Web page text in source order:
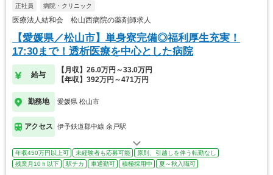
正社員 病院・クリニック
医療法人結和会 松山西病院の薬剤師求人
【愛媛県／松山市】単身寮完備◎福利厚生充実！
17:30まで！透析医療を中心とした病院
給与
【月収】26.0万円～33.0万円
【年収】392万円～471万円
勤務地 愛媛県 松山市
アクセス 伊予鉄道郡中線 余戸駅
年収450万円以上可 未経験者も応募可能
原則、引越しを伴う転勤なし
残業月10ｈ以下
駅チカ 車通勤可 積極採用中 夏～秋入職可